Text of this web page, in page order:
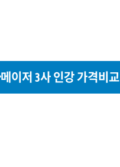
이저 3사 인강 가격비교